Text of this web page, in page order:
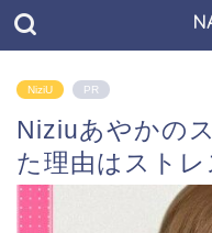
NiziU PR
Niziuあやかの
た理由はストレ